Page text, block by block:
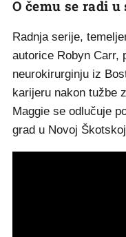
O čemu se radi u
Radnja serije,
autorice Robyn Carr,
neurokirurginju iz
karijeru nakon tužbe
Maggie se odlučuje
grad u Novoj